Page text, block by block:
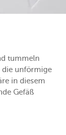
tummeln
die unförmige
in diesem
Gefäß